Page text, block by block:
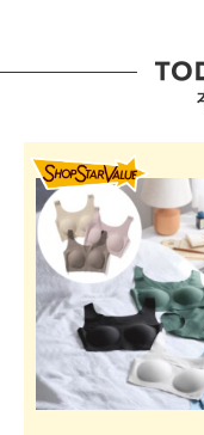
油、オレンジ果皮油
イ油、ポリクオタ
グラス葉油、ダマス
油、シロキクラゲ
−７、水酸化Ｋ、フ
ス、ラクトビオン
ルコン酸、ジチア
アチレンシス果実
ン根エキス、タモ
果 実エキス、カロ
ロール、コメヌカ